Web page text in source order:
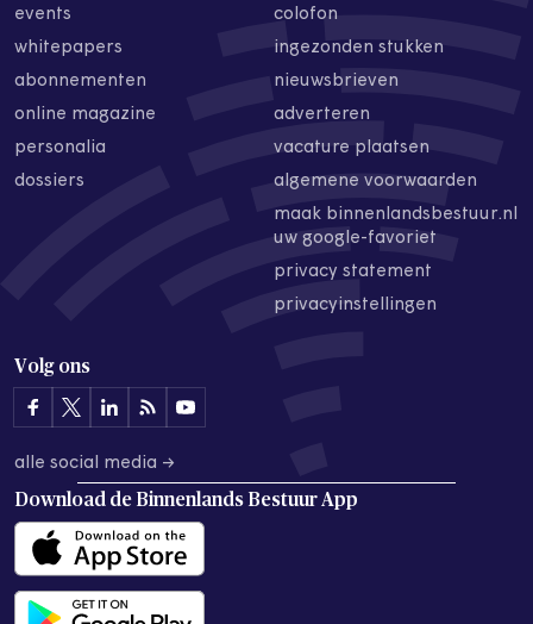
events
whitepapers
abonnementen
online magazine
personalia
dossiers
colofon
ingezonden stukken
nieuwsbrieven
adverteren
vacature plaatsen
algemene voorwaarden
maak binnenlandsbestuur.nl
uw google-favoriet
privacy statement
privacyinstellingen
Volg ons
alle social media →
Download de Binnenlands Bestuur App